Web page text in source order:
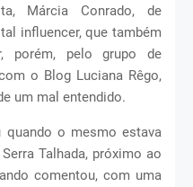
Márcia Conrado, de
influencer, que também
porém, pelo grupo de
o Blog Luciana Rêgo,
um mal entendido.
quando o mesmo estava
Talhada, próximo ao
comentou, com uma